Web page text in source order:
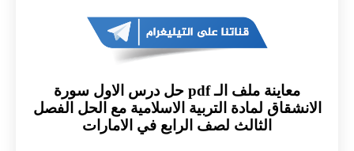
معاينة ملف الـ pdf حل درس الاول سورة
الانشقاق لمادة التربية الاسلامية مع الحل الفصل
الثالث لصف الرابع في الامارات